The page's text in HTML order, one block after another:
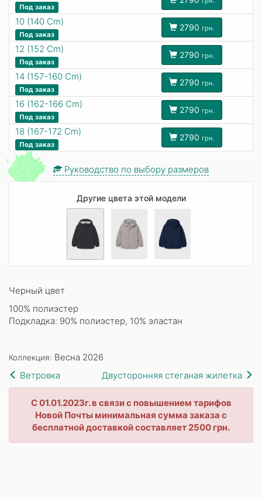
Под заказ
10 (140 Cm)
Под заказ
2790 грн.
12 (152 Cm)
Под заказ
2790 грн.
14 (157-160 Cm)
Под заказ
2790 грн.
16 (162-166 Cm)
Под заказ
2790 грн.
18 (167-172 Cm)
Под заказ
2790 грн.
Руководство по выбору размеров
Другие цвета этой модели
Черный цвет
100% полиэстер
Подкладка: 90% полиэстер, 10% эластан
Коллекция: Весна 2026
Ветровка
Двусторонняя стеганая жилетка
С 01.01.2023г. в связи с повышением тарифов
Новой Почты минимальная сумма заказа с
бесплатной доставкой составляет 2500 грн.